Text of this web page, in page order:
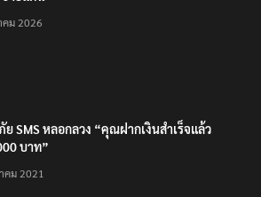
คม 2026
ย SMS หลอกลวง “คุณฝากเงินสำเร็จแล้ว
บาท”
คม 2021